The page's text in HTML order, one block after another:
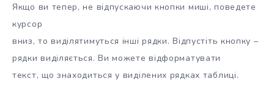
Якщо ви тепер, не відпускаючи кнопки миші, поведете
курсор
вниз, то виділятимуться інші рядки. Відпустіть кнопку –
рядки виділяється. Ви можете відформатувати
текст, що знаходиться у виділених рядках таблиці.